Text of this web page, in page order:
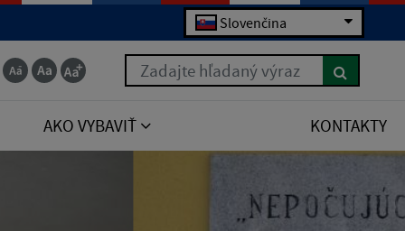
Slovenčina
Zadajte hľadaný výraz
AKO VYBAVIŤ KONTAKTY